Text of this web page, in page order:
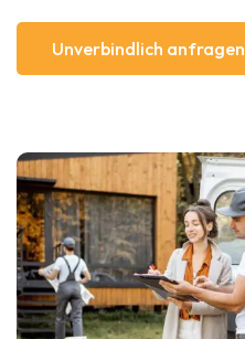
Unverbindlich anfragen